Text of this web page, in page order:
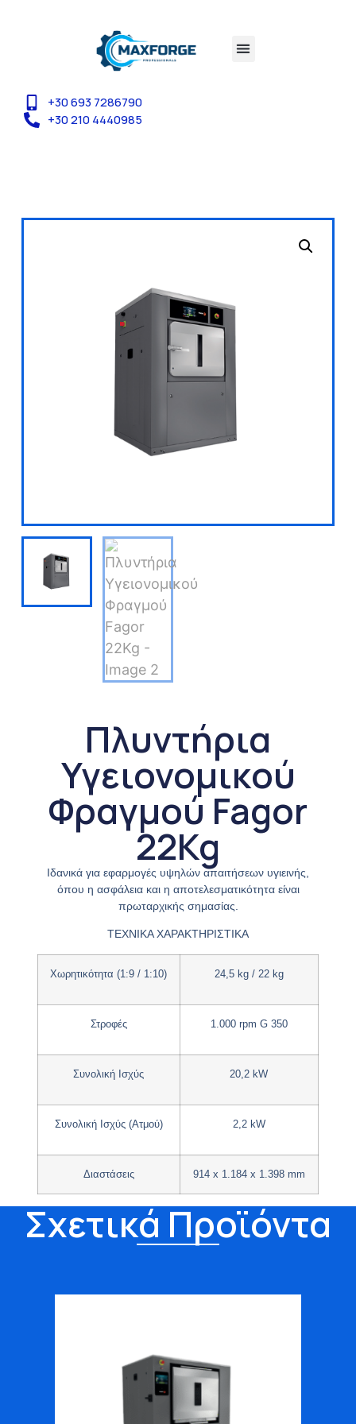
+30 693 7286790
+30 210 4440985
Πλυντήρια
Υγειονομικού
Φραγμού Fagor
22Kg
Ιδανικά για εφαρμογές υψηλών απαιτήσεων υγιεινής,
όπου η ασφάλεια και η αποτελεσματικότητα είναι
πρωταρχικής σημασίας.
ΤΕΧΝΙΚΑ ΧΑΡΑΚΤΗΡΙΣΤΙΚΑ
Χωρητικότητα (1:9 / 1:10) 24,5 kg / 22 kg
Στροφές 1.000 rpm G 350
Συνολική Ισχύς 20,2 kW
Συνολική Ισχύς (Ατμού) 2,2 kW
Διαστάσεις 914 x 1.184 x 1.398 mm
Σχετικά Προϊόντα